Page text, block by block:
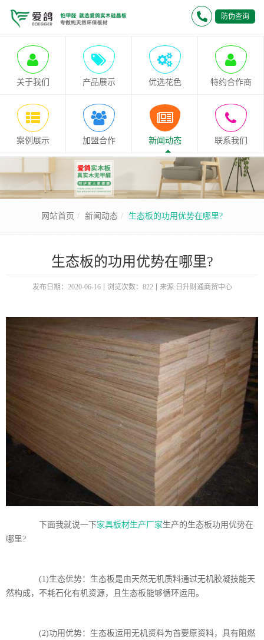
防伪查询
关于我们 产品展示 优选花色 特约合作商
案例展示 加盟合作 新闻动态 联系我们
网站首页 新闻动态 生态板的功用优势在哪里?
生态板的功用优势在哪里?
发布日期：2020-06-16 浏览次数：822 来源:日升财通商贸中心
下面我就说一下家具板材生产厂家生产的生态板功用优势在
哪里?
(1)生态优势：生态板是由天然无机质料通过无机胶凝技能天
然构成，不耗石化有机资源，且生态板能够循环运用。
(2)功用优势：生态板运用无机资料为首要原资料，具有阻燃